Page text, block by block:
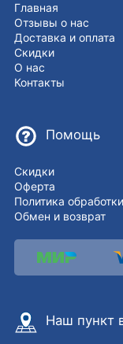
Главная
Отзывы о нас
Доставка и оплата
Скидки
О нас
Контакты
Помощь
Скидки
Оферта
Политика
Обмен и возврат
Наш пункт